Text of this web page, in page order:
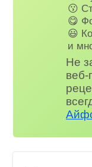
😗
😋
😃
и
Не